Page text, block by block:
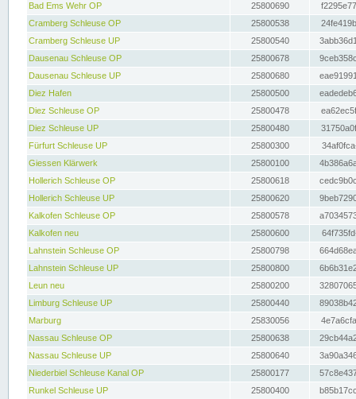
Bad Ems Wehr OP
25800690
Cramberg Schleuse OP
25800538
Cramberg Schleuse UP
25800540
Dausenau Schleuse OP
25800678
Dausenau Schleuse UP
25800680
Diez Hafen
25800500
Diez Schleuse OP
25800478
Diez Schleuse UP
25800480
Fürfurt Schleuse UP
25800300
Giessen Klärwerk
25800100
Hollerich Schleuse OP
25800618
Hollerich Schleuse UP
25800620
Kalkofen Schleuse OP
25800578
Kalkofen neu
25800600
Lahnstein Schleuse OP
25800798
Lahnstein Schleuse UP
25800800
Leun neu
25800200
Limburg Schleuse UP
25800440
Marburg
25830056
Nassau Schleuse OP
25800638
Nassau Schleuse UP
25800640
Niederbiel Schleuse Kanal OP
25800177
Runkel Schleuse UP
25800400